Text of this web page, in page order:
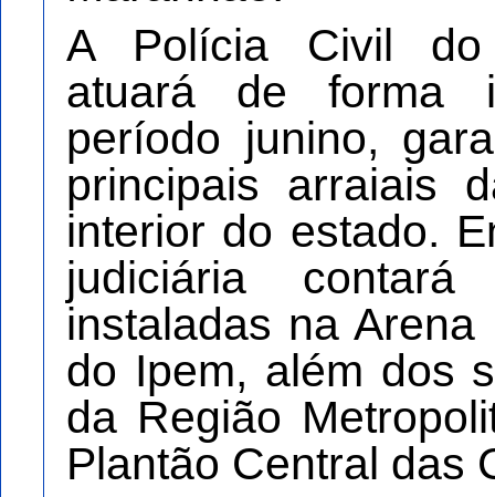
A Polícia Civil do
atuará de forma
período junino,
principais arraiais
interior do estado.
judiciária
instaladas na
do Ipem, além dos
da Região
Plantão Central das